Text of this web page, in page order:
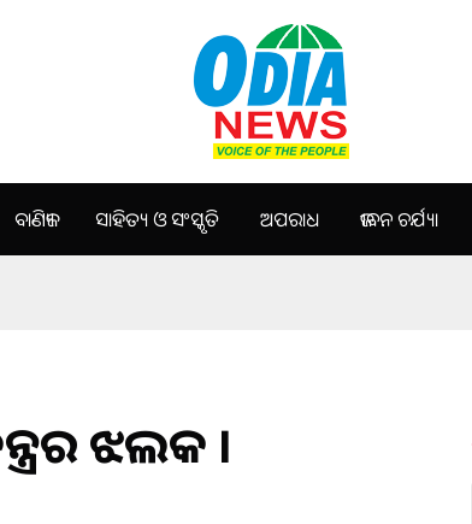
ବାଣିଜ୍ୟ ସାହିତ୍ୟ ଓ ସଂସ୍କୃତି ଅପରାଧ ଜୀବନ ଚର୍ଯ୍ୟା
ଝଲକ ।